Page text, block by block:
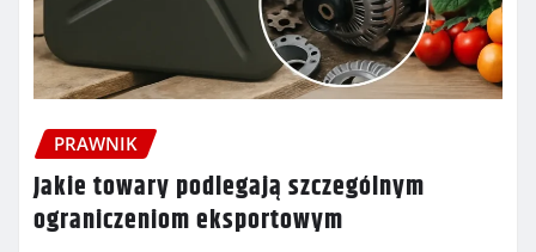
PRAWNIK
Jakie towary podlegają szczególnym
ograniczeniom eksportowym